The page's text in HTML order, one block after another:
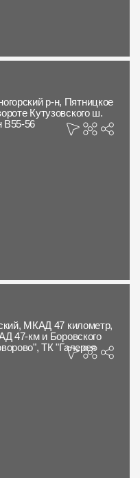
р-н, Пятницкое
Кутузовского ш.
В55-56
МКАД 47 километр,
47-км и Боровского
ТК "Галерея